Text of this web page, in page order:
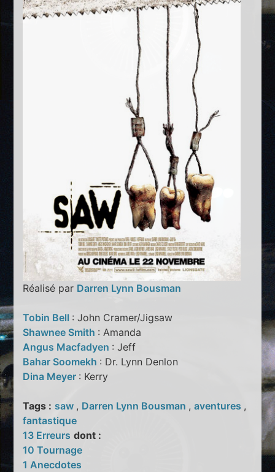
Réalisé par Darren Lynn Bousman
Tobin Bell : John Cramer/Jigsaw
Shawnee Smith : Amanda
Angus Macfadyen : Jeff
Bahar Soomekh : Dr. Lynn Denlon
Dina Meyer : Kerry
Tags : saw , Darren Lynn Bousman ,aventures ,
fantastique
13 Erreurs dont :
10 Tournage
1 Anecdotes